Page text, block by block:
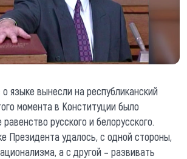
о языке вынесли на республиканский
момента в Конституции было
русского и белорусского.
Президента удалось, с одной стороны,
а с другой – развивать